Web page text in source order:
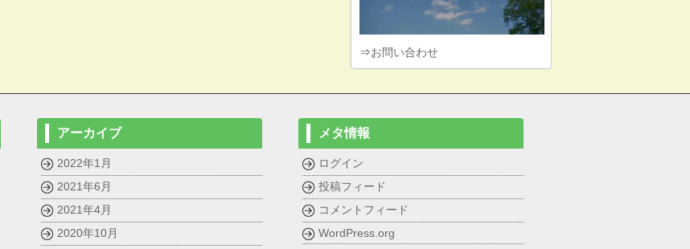
⇒お問い合わせ
アーカイブ
2022年1月
2021年6月
2021年4月
2020年10月
メタ情報
ログイン
投稿フィード
コメントフィード
WordPress.org